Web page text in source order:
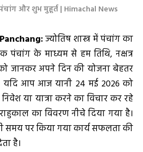
और शुभ मुहूर्त | Himachal News
ज्योतिष शास्त्र में पंचांग का
पंचांग के माध्यम से हम तिथि, नक्षत्र
जानकर अपने दिन की योजना बेहतर
आप आज यानी 24 मई 2026 को
या यात्रा करने का विचार कर रहे
का विवरण नीचे दिया गया है।
समय पर किया गया कार्य सफलता की
है।